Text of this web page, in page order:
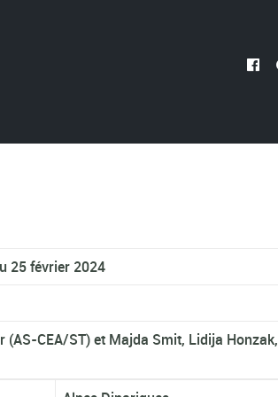
25 février 2024
CEA/ST) et Majda Smit, Lidija Honzak,